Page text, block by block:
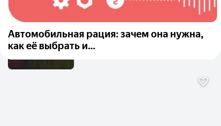
Автомобильная рация: зачем она нужна,
как её выбрать и...